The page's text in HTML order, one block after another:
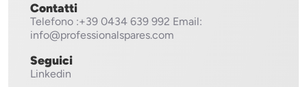
Contatti
Telefono :+39 0434 639 992 Email:
info@professionalspares.com
Seguici
Linkedin